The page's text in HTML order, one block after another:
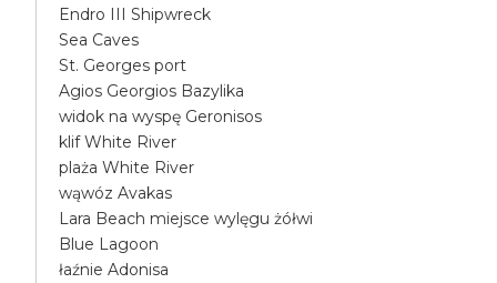
Endro III Shipwreck
Sea Caves
St. Georges port
Agios Georgios Bazylika
widok na wyspę Geronisos
klif White River
plaża White River
wąwóz Avakas
Lara Beach miejsce wylęgu żółwi
Blue Lagoon
łaźnie Adonisa